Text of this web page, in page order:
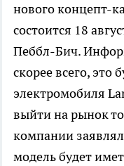
нового концепт-
состоится 18
Пеббл-Бич.
скорее всего, это
электромобиля
выйти на рынок
компании
модель будет